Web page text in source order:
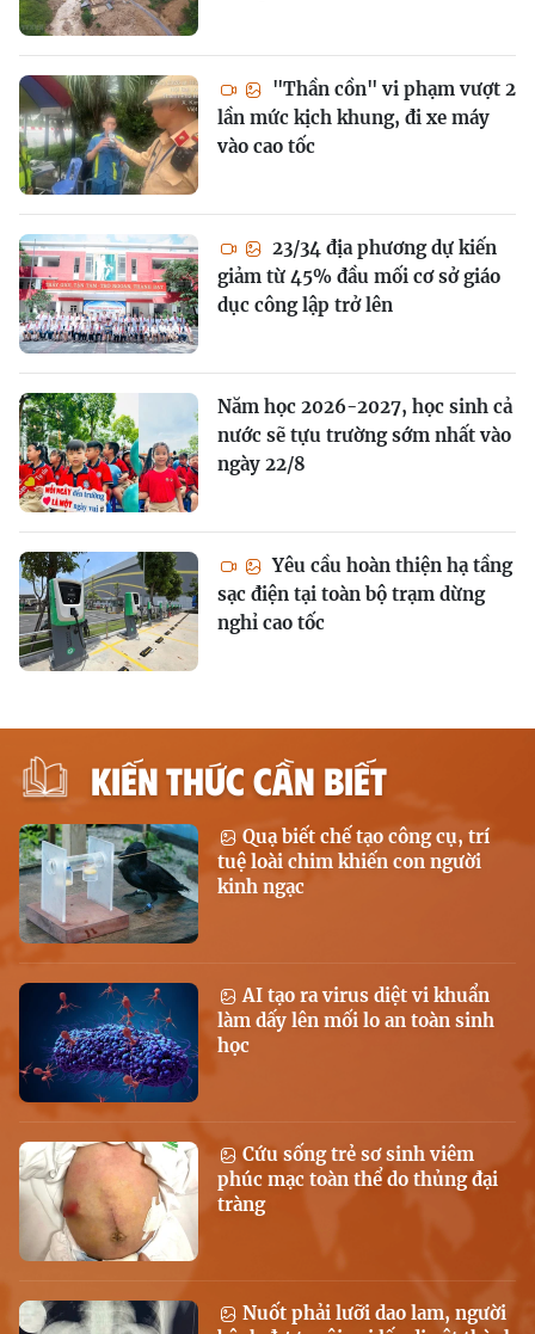
"Thần cồn" vi phạm vượt 2
lần mức kịch khung, đi xe máy
vào cao tốc
23/34 địa phương dự kiến
giảm từ 45% đầu mối cơ sở giáo
dục công lập trở lên
Năm học 2026-2027, học sinh cả
nước sẽ tựu trường sớm nhất vào
ngày 22/8
Yêu cầu hoàn thiện hạ tầng
sạc điện tại toàn bộ trạm dừng
nghỉ cao tốc
KIẾN THỨC CẦN BIẾT
Quạ biết chế tạo công cụ, trí
tuệ loài chim khiến con người
kinh ngạc
AI tạo ra virus diệt vi khuẩn
làm dấy lên mối lo an toàn sinh
học
Cứu sống trẻ sơ sinh viêm
phúc mạc toàn thể do thủng đại
tràng
Nuốt phải lưỡi dao lam, người